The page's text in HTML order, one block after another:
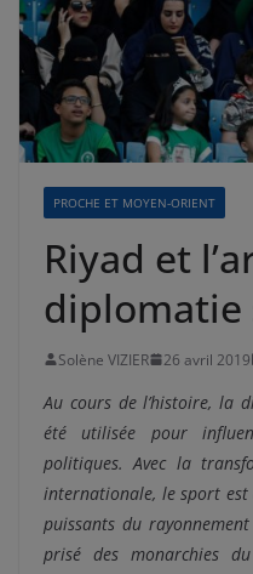
PROCHE ET MOYEN-ORIENT
Riyad et
diplomatie
Solène VIZIER 26 avril 2019
Au cours de l’histoire, la
été utilisée pour
politiques. Avec la
internationale, le sport est
puissants du
prisé des monarchies